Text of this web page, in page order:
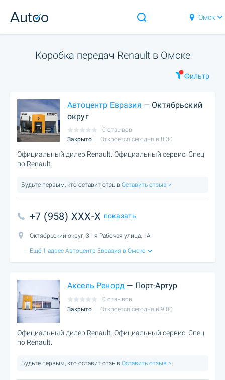
Омск
Коробка передач Renault в Омске
Фильтр
Автоцентр Евразия — Октябрьский
округ
0 отзывов
Закрыто
Откроется сегодня в 8:30
Официальный дилер Renault. Официальный сервис. Спец
по Renault.
Будьте первым, кто оставит отзыв Оставить отзыв >
+7 (958) XXX-X показать
Октябрьский округ, 31-я Рабочая улица, 1А
Ещё 1 адрес Автоцентр Евразия в Омске
Аксель Ренорд — Порт-Артур
0 отзывов
Закрыто
Откроется сегодня в 9:00
Официальный дилер Renault. Официальный сервис. Спец
по Renault.
Будьте первым, кто оставит отзыв Оставить отзыв >